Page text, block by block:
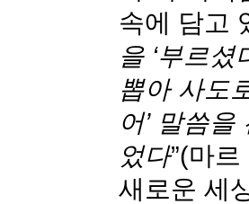
속에 담고
을 ‘부르
뽑아 사도
어’ 말씀
었다”(마
새로운 세